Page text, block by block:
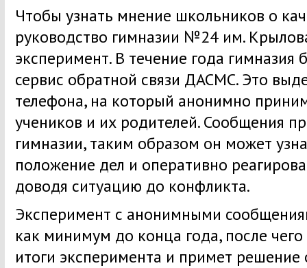
Чтобы узнать мнение школьников о
руководство гимназии №24 им.
эксперимент. В течение года гимназия
сервис обратной связи ДАСМС. Это
телефона, на который анонимно
учеников и их родителей. Сообщения
гимназии, таким образом он может
положение дел и оперативно
доводя ситуацию до конфликта.
Эксперимент с анонимными
как минимум до конца года, после
итоги эксперимента и примет